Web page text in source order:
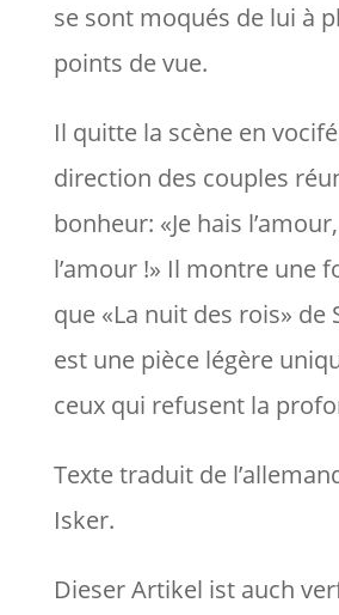
se sont moqués de lui à
points de vue.
Il quitte la scène en
direction des couples
bonheur: «Je hais
l’amour !» Il montre une
que «La nuit des rois» de
est une pièce légère
ceux qui refusent la
Texte traduit de
Isker.
Dieser Artikel ist auch